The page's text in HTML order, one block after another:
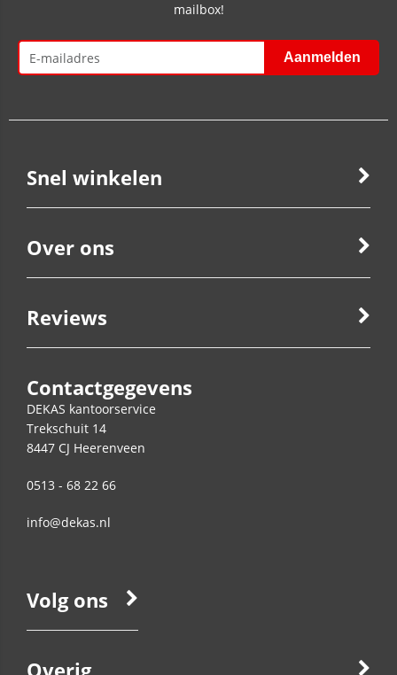
mailbox!
Snel winkelen
Over ons
Reviews
Contactgegevens
DEKAS kantoorservice
Trekschuit 14
8447 CJ Heerenveen
0513 - 68 22 66
info@dekas.nl
Volg ons
Overig